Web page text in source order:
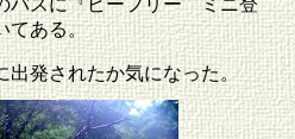
バスに『ビーフリー ミニ登
てある。
出発されたか気になった。